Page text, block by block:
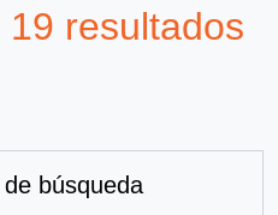
resultados
búsqueda